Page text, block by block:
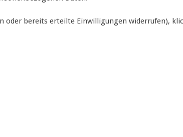
oder bereits erteilte Einwilligungen widerrufen),